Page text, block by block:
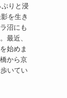
りと浸
を生き
沼にも
最近、
始めま
から京
いてい